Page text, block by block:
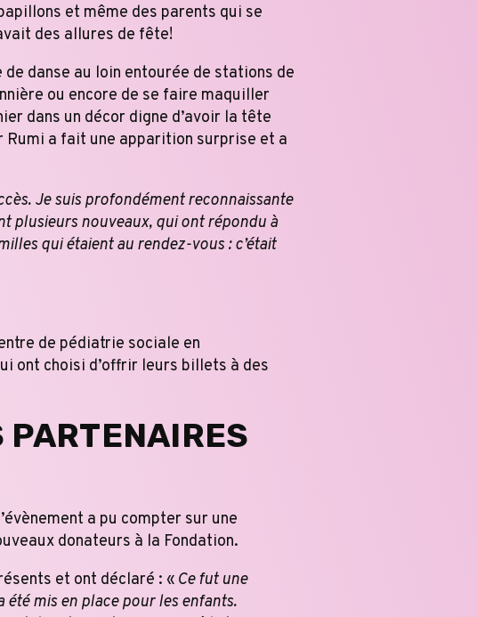
et même des parents qui se
des allures de fête!
danse au loin entourée de stations de
ou encore de se faire maquiller
dans un décor digne d’avoir la tête
Rumi a fait une apparition surprise et a
Je suis profondément reconnaissante
plusieurs nouveaux, qui ont répondu à
qui étaient au rendez-vous : c’était
de pédiatrie sociale en
ont choisi d’offrir leurs billets à des
PARTENAIRES
a pu compter sur une
donateurs à la Fondation.
et ont déclaré : « Ce fut une
mis en place pour les enfants.